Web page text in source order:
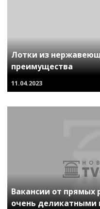
Лотки из
преимущества
11.04.2023
Вакансии от прямых
очень деликатными